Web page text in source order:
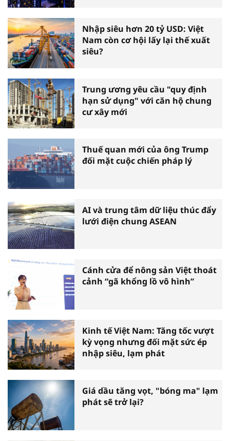
Nhập siêu hơn 20 tỷ USD: Việt
Nam còn cơ hội lấy lại thế xuất
siêu?
Trung ương yêu cầu "quy định
hạn sử dụng" với căn hộ chung
cư xây mới
Thuế quan mới của ông Trump
đối mặt cuộc chiến pháp lý
AI và trung tâm dữ liệu thúc đẩy
lưới điện chung ASEAN
Cánh cửa để nông sản Việt thoát
cảnh “gã khổng lồ vô hình”
Kinh tế Việt Nam: Tăng tốc vượt
kỳ vọng nhưng đối mặt sức ép
nhập siêu, lạm phát
Giá dầu tăng vọt, "bóng ma" lạm
phát sẽ trở lại?